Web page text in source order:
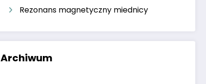
Rezonans magnetyczny miednicy
Archiwum